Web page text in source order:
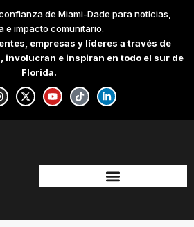
de Miami-Dade para noticias,
e impacto comunitario.
empresas y líderes a través de
involucran e inspiran en todo el sur de
Florida.
X
-
t
w
Y
o
u
t
T
i
k
t
L
i
n
k
-
i
n